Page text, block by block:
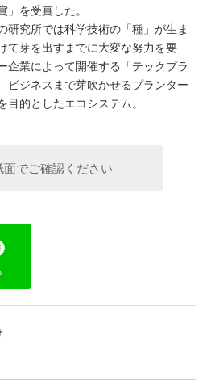
」を受賞した。
究所では科学技術の「種」が生ま
て芽を出すまでに大変な努力を要
企業によって開催する「テックプラ
ビジネスまで芽吹かせるプランター
目的としたエコシステム。
面でご確認ください